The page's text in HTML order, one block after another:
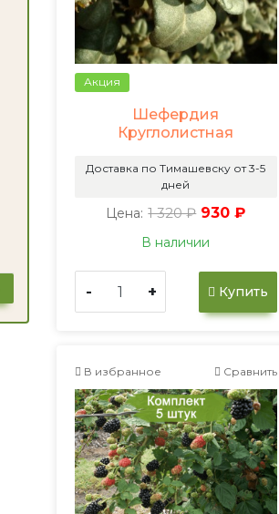
Акция
Шефердия
Круглолистная
Доставка по Тимашевску от 3-5
дней
Цена: 1 320 ₽ 930 ₽
В наличии
- + Купить
В избранное Сравнить